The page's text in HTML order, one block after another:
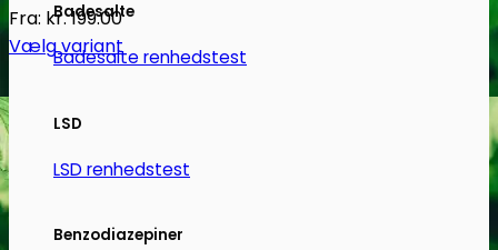
Badesalte
Badesalte renhedstest
LSD
LSD renhedstest
Benzodiazepiner
Fra: kr.199.00
Vælg variant
Dette
vare
har
flere
varianter.
Mulighederne